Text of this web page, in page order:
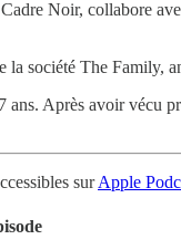
Noir, collabore
la société The Family,
ans. Après avoir vécu
surApple